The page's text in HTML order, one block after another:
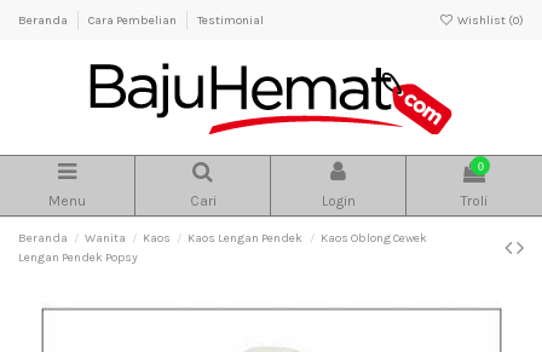
Beranda Cara Pembelian Testimonial Wishlist (0)
Menu Cari Login
0
Troli
Beranda Wanita Kaos Kaos Lengan Pendek
Kaos Oblong Cewek
Lengan Pendek Popsy